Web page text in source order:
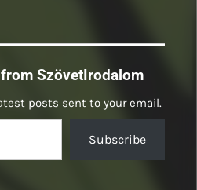
SzövetIrodalom
posts sent to your email.
Subscribe